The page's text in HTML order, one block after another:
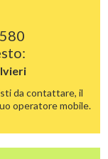
da contattare, il
operatore mobile.